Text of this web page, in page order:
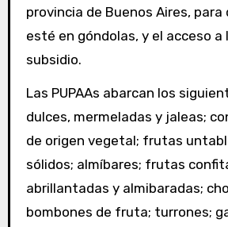
provincia de Buenos Aires,
esté en góndolas, y el acceso a
subsidio.
Las PUPAAs abarcan los
dulces, mermeladas y jaleas;
de origen vegetal; frutas
sólidos; almíbares; frutas
abrillantadas y almibaradas;
bombones de fruta; turrones;